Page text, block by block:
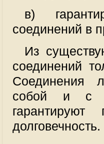
в)
соединений в
Из
соединений
Соединения
собой и с
долговечность.